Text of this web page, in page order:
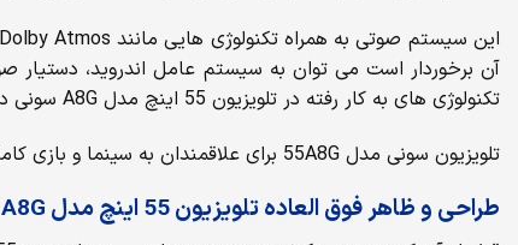
تکنولوژی های به کار رفته در تلویزیون 55 اینچ مدل A8G سونی در بخش های تصویر، صدا و هوشمند سازی آن شده و به میزان قدرت این تلویزیون در ارائه تصویر و صدای با کیفیت پی ببرید.
تلویزیون سونی مدل 55A8G برای علاقمندان به سینما و بازی کاملا مناسب می باشد. زیرا به حدی صدا و تصویر را با کیفیت ارائه می دهد که شما حس میکنید صدا و تصویر را از نزدیک لمس می کنید.
طراحی و ظاهر فوق العاده تلویزیون 55 اینچ مدل A8G سونی